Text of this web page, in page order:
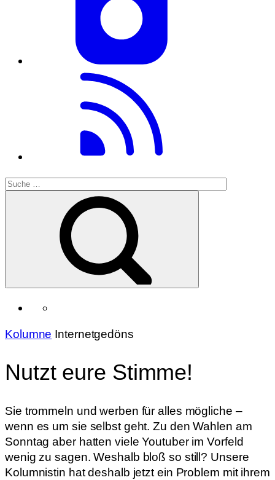
Kolumne Internetgedöns
Nutzt eure Stimme!
Sie trommeln und werben für alles mögliche –
wenn es um sie selbst geht. Zu den Wahlen am
Sonntag aber hatten viele Youtuber im Vorfeld
wenig zu sagen. Weshalb bloß so still? Unsere
Kolumnistin hat deshalb jetzt ein Problem mit ihrem